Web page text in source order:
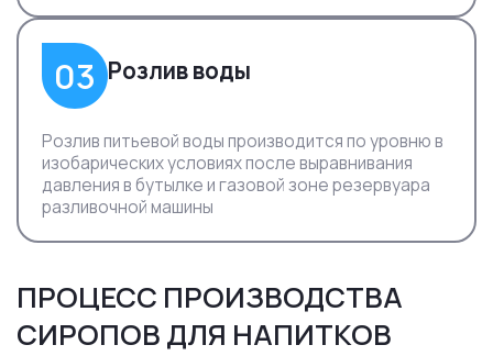
03 Розлив воды
Розлив питьевой воды производится по уровню в
изобарических условиях после выравнивания
давления в бутылке и газовой зоне резервуара
разливочной машины
ПРОЦЕСС ПРОИЗВОДСТВА
СИРОПОВ ДЛЯ НАПИТКОВ